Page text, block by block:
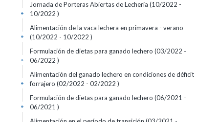
Jornada de Porteras Abiertas de Lechería (10/2022 -
10/2022 )
+
Alimentación de la vaca lechera en primavera - verano
(10/2022 - 10/2022 )
+
Formulación de dietas para ganado lechero (03/2022 -
06/2022 )
+
Alimentación del ganado lechero en condiciones de déficit
forrajero (02/2022 - 02/2022 )
+
Formulación de dietas para ganado lechero (06/2021 -
06/2021 )
+